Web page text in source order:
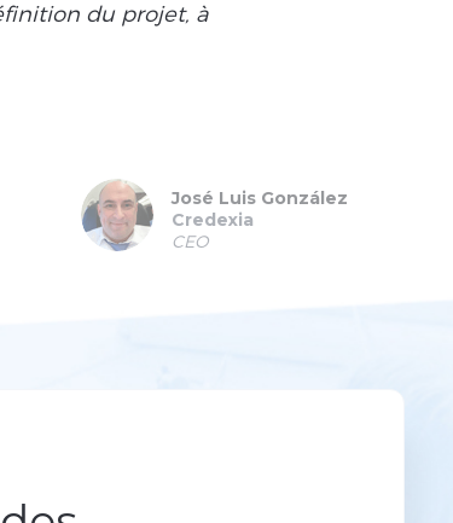
du projet, à
José Luis González
Credexia
CEO